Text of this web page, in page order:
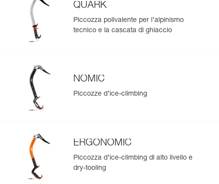
QUARK
Piccozza polivalente per l’alpinismo
tecnico e la cascata di ghiaccio
NOMIC
Piccozze d’ice-climbing
ERGONOMIC
Piccozza d’ice-climbing di alto livello e
dry-tooling